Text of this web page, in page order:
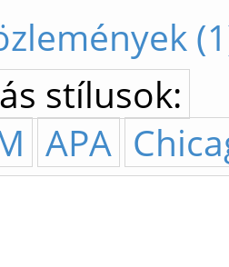
stílusok:
APA